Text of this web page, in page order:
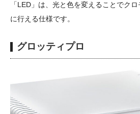
「LED」は、光と色を変えることでク
に行える仕様です。
グロッティプロ